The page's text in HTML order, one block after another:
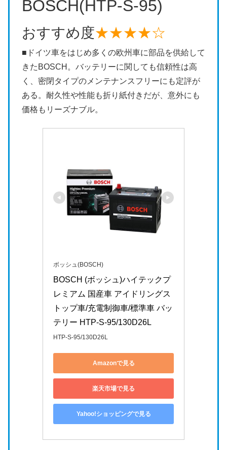
BOSCH(HTP-S-95)
おすすめ度★★★★☆
■ドイツ車をはじめ多くの欧州車に部品を供給して
きたBOSCH。バッテリーに関しても信頼性は高
く、密閉タイプのメンテナンスフリーにも定評が
ある。耐久性や性能も折り紙付きだが、意外にも
価格もリーズナブル。
ボッシュ(BOSCH)
BOSCH (ボッシュ)ハイテックプ
レミアム 国産車 アイドリングス
トップ車/充電制御車/標準車 バッ
テリー HTP-S-95/130D26L
HTP-S-95/130D26L
Amazonで見る
楽天市場で見る
Yahoo!ショッピングで見る